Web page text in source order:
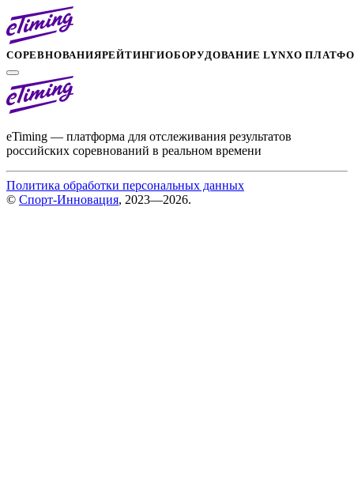
СОРЕВНОВАНИЯРЕЙТИНГИОБОРУДОВАНИЕ LYNXО
eTiming — платформа для отслеживания результатов
российских соревнований в реальном времени
Политика обработки персональных данных
© Спорт-Инновация, 2023—2026.